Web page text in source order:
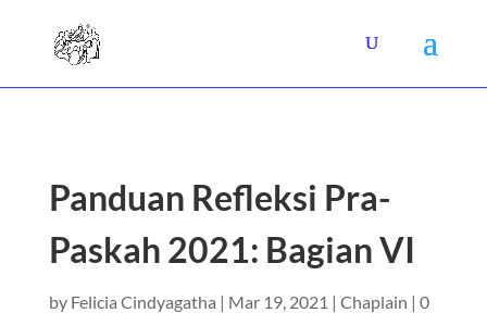
Panduan Refleksi Pra-
Paskah 2021: Bagian VI
by Felicia Cindyagatha | Mar 19, 2021 | Chaplain | 0